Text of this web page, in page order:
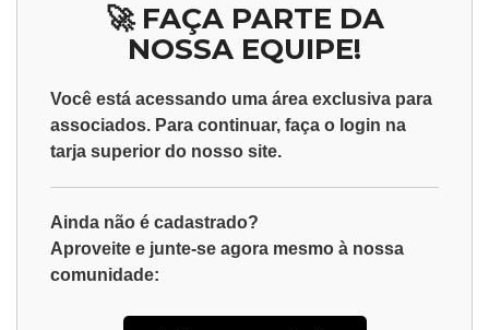
🚀 FAÇA PARTE DA
NOSSA EQUIPE!
Você está acessando uma área exclusiva para
associados. Para continuar, faça o login na
tarja superior do nosso site.
Ainda não é cadastrado?
Aproveite e junte-se agora mesmo à nossa
comunidade: